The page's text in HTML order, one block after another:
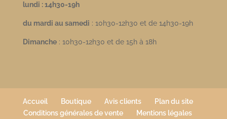
lundi : 14h30-19h
du mardi au samedi : 10h30-12h30 et de 14h30-19h
Dimanche: 10h30-12h30 et de 15h à 18h
Accueil Boutique Avis clients
Plan du site
Conditions générales de vente
Mentions légales